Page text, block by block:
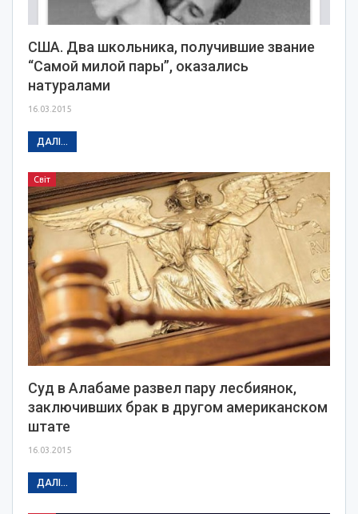
США. Два школьника, получившие звание
“Самой милой пары”, оказались
натуралами
16.03.2015
ДАЛІ...
Світ
Суд в Алабаме развел пару лесбиянок,
заключивших брак в другом американском
штате
16.03.2015
ДАЛІ...